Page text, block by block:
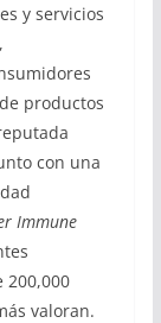
y servicios
productos
con una
Immune
200,000
valoran.